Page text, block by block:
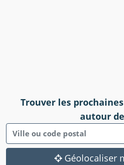
Trouver les
autour
Géolocaliser